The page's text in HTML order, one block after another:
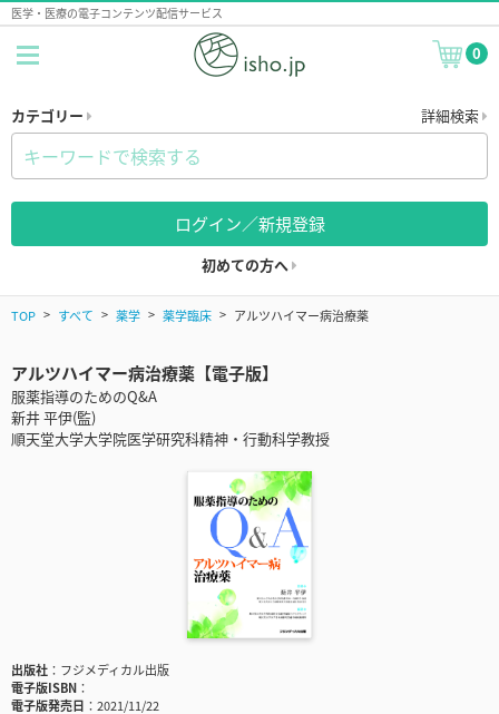
医学・医療の電子コンテンツ配信サービス
0
カテゴリー 詳細検索
ログイン／新規登録
初めての方へ
TOP すべて 薬学 薬学臨床 アルツハイマー病治療薬
アルツハイマー病治療薬【電子版】
服薬指導のためのQ&A
新井 平伊(監)
順天堂大学大学院医学研究科精神・行動科学教授
出版社
フジメディカル出版
電子版ISBN
電子版発売日
2021/11/22